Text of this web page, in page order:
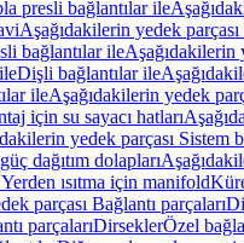
presli bağlantılar ile
Aşağıdakilerin yedek
bağlantılar ileAşağıdakilerin
Dişli bağlantılar ile
ileAşağıdakilerin yedek
için su sayacı hatları
yedek parçası Sistem
dağıtım dolapları
ısıtma için manifold
parçası Bağlantı parçaları
parçalarıDirseklerÖzel